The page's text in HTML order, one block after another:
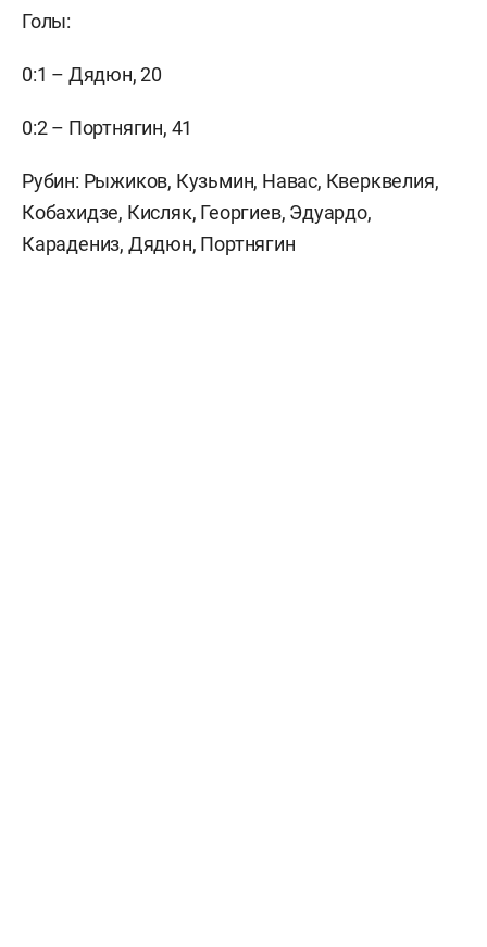
Голы:
0:1 – Дядюн, 20
0:2 – Портнягин, 41
Рубин: Рыжиков, Кузьмин, Навас, Кверквелия,
Кобахидзе, Кисляк, Георгиев, Эдуардо,
Карадениз, Дядюн, Портнягин